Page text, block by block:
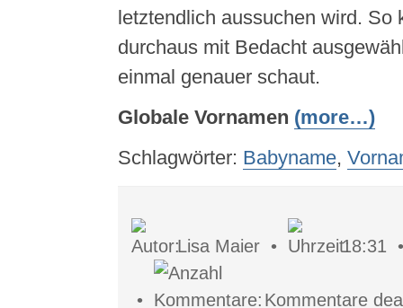
letztendlich aussuchen wird. So
durchaus mit Bedacht
einmal genauer schaut.
Globale Vornamen (more…)
Schlagwörter: Babyname,
Lisa Maier • 18:31
• Kommentare